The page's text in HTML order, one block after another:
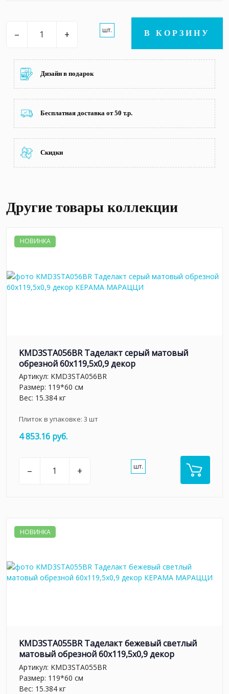
– + шт. В КОРЗИНУ
Дизайн в подарок
Бесплатная доставка от 50 т.р.
Скидки
Другие товары коллекции
НОВИНКА
KMD3STA056BR Таделакт серый матовый
обрезной 60x119,5x0,9 декор
Артикул: KMD3STA056BR
Размер: 119*60 см
Вес: 15.384 кг
Плиток в упаковке: 3 шт
4 853.16 руб.
– + шт.
НОВИНКА
KMD3STA055BR Таделакт бежевый светлый
матовый обрезной 60x119,5x0,9 декор
Артикул: KMD3STA055BR
Размер: 119*60 см
Вес: 15.384 кг